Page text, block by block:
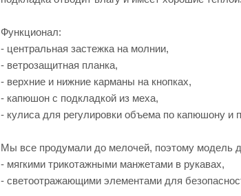
Функционал:
- центральная застежка на молнии,
- ветрозащитная планка,
- верхние и нижние карманы на кнопках,
- капюшон с подкладкой из меха,
- кулиса для регулировки объема по капюшону и
Мы все продумали до мелочей, поэтому модель
- мягкими трикотажными манжетами в рукавах,
- светоотражающими элементами для